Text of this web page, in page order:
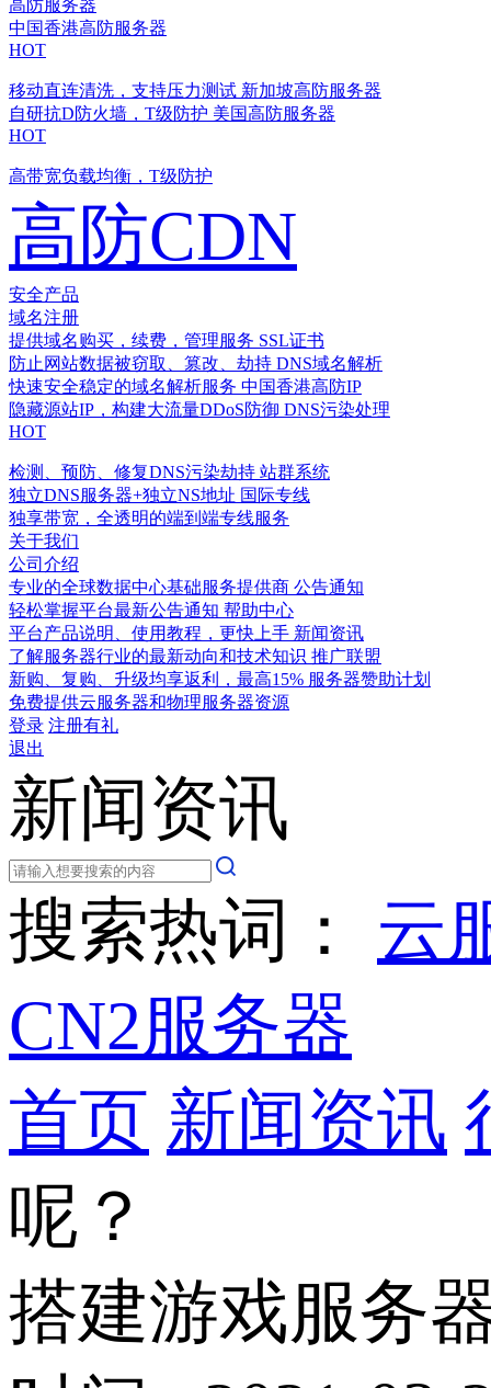
高防服务器
中国香港高防服务器
HOT
移动直连清洗，支持压力测试 新加坡高防服务器
自研抗D防火墙，T级防护 美国高防服务器
HOT
高带宽负载均衡，T级防护
高防CDN
安全产品
域名注册
提供域名购买，续费，管理服务 SSL证书
防止网站数据被窃取、篡改、劫持 DNS域名解析
快速安全稳定的域名解析服务 中国香港高防IP
隐藏源站IP，构建大流量DDoS防御 DNS污染处理
HOT
检测、预防、修复DNS污染劫持 站群系统
独立DNS服务器+独立NS地址 国际专线
独享带宽，全透明的端到端专线服务
关于我们
公司介绍
专业的全球数据中心基础服务提供商 公告通知
轻松掌握平台最新公告通知 帮助中心
平台产品说明、使用教程，更快上手 新闻资讯
了解服务器行业的最新动向和技术知识 推广联盟
新购、复购、升级均享返利，最高15% 服务器赞助计划
免费提供云服务器和物理服务器资源
登录 注册有礼
退出
新闻资讯
搜索热词： 云
CN2服务器
首页 新闻资讯
呢？
搭建游戏服务